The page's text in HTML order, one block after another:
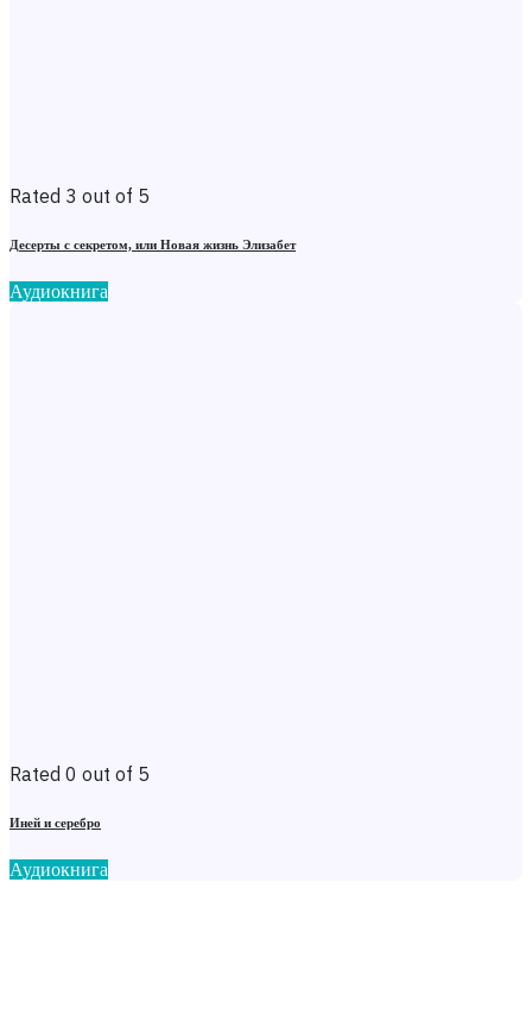
Rated 3 out of 5
Десерты с секретом, или Новая жизнь Элизабет
Аудиокнига
Rated 0 out of 5
Иней и серебро
Аудиокнига